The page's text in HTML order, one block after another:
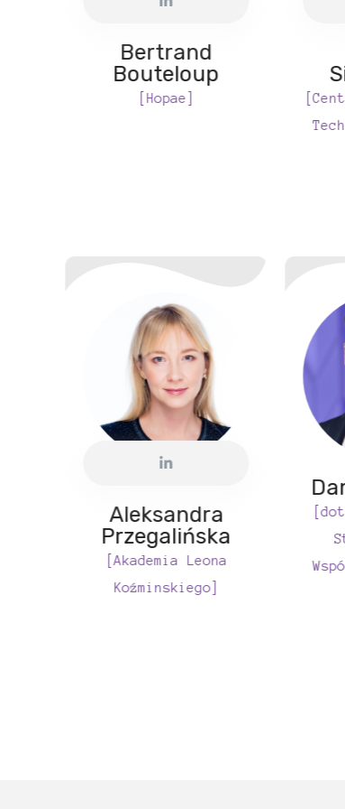
Bertrand
Bouteloup
[Hopae]
Aleksandra
Przegalińska
[Akademia Leona
Koźminskiego]